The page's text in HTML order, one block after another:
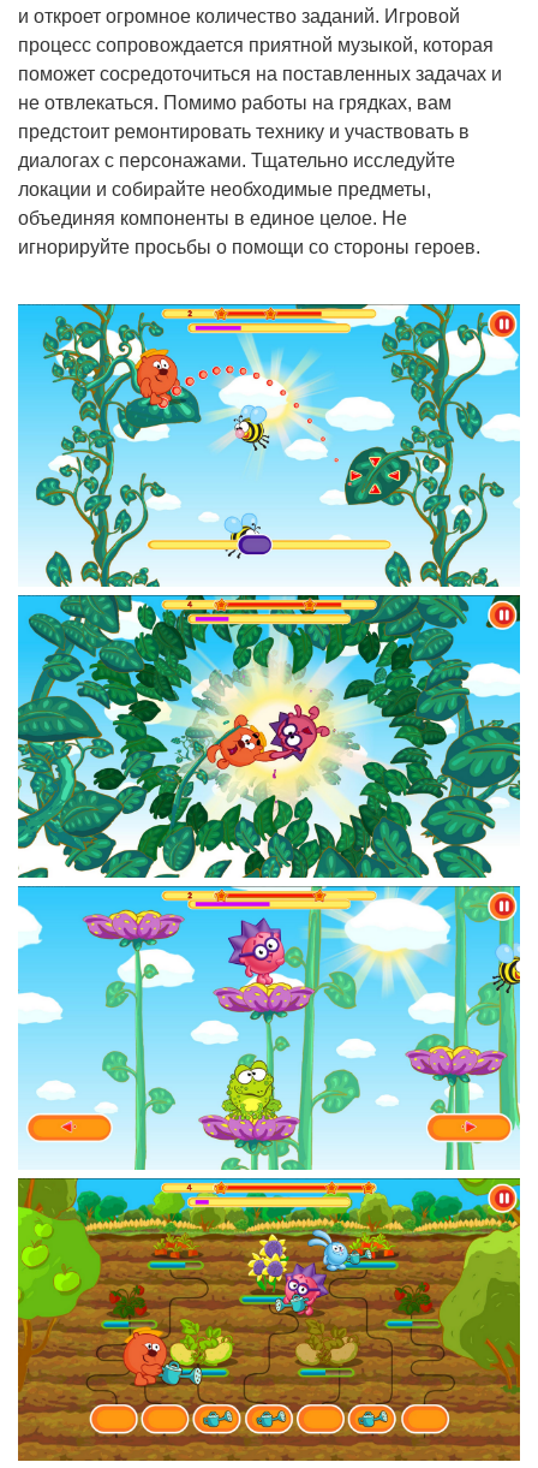
и откроет огромное количество заданий. Игровой
процесс сопровождается приятной музыкой, которая
поможет сосредоточиться на поставленных задачах и
не отвлекаться. Помимо работы на грядках, вам
предстоит ремонтировать технику и участвовать в
диалогах с персонажами. Тщательно исследуйте
локации и собирайте необходимые предметы,
объединяя компоненты в единое целое. Не
игнорируйте просьбы о помощи со стороны героев.